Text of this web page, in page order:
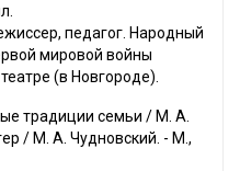
педагог. Народный
мировой войны
(в Новгороде).
традиции семьи / М. А.
/ М. А. Чудновский. - М.,